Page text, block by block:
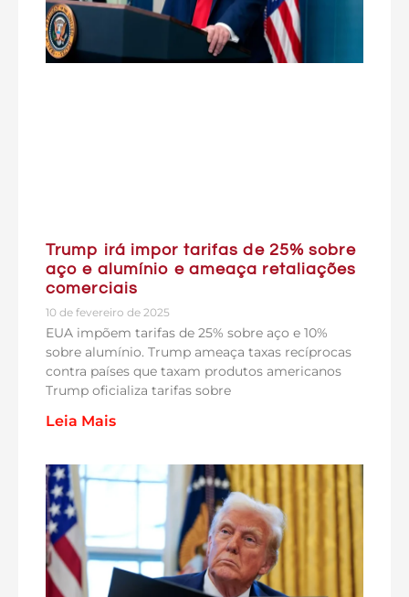
Trump irá impor tarifas de 25% sobre
aço e alumínio e ameaça retaliações
comerciais
10 de fevereiro de 2025
EUA impõem tarifas de 25% sobre aço e 10%
sobre alumínio. Trump ameaça taxas recíprocas
contra países que taxam produtos americanos
Trump oficializa tarifas sobre
Leia Mais